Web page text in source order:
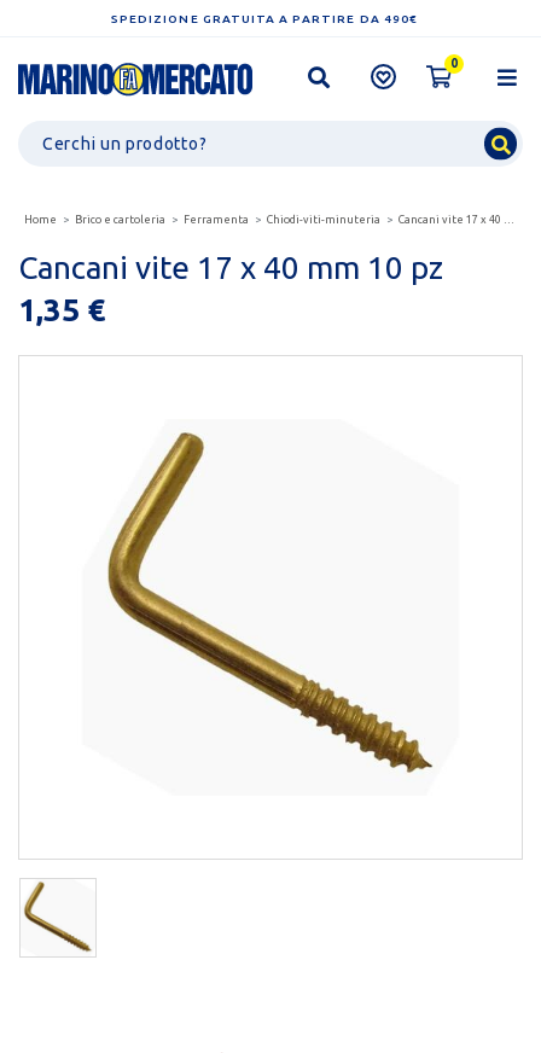
SPEDIZIONE GRATUITA A PARTIRE DA 490€
0
Home Brico e cartoleria Ferramenta Chiodi-viti-minuteria Cancani vite 17 x 40 mm 10 pz
Cancani vite 17 x 40 mm 10 pz
1,35 €